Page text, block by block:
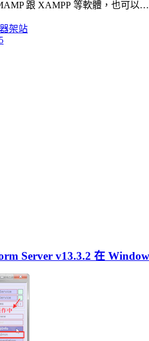
跟 XAMPP 等軟體，也可以…
架站
Server v13.3.2 在